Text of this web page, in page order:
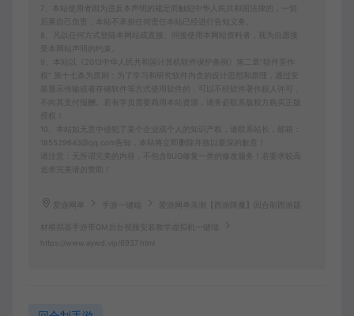
7、本站使用者因为违反本声明的规定而触犯中华人民共和国法律的，一切
后果自己负责，本站不承担任何责任本站已经进行告知义务。
8、凡以任何方式登陆本网站或直接、间接使用本网站资料者，视为自愿接
受本网站声明的约束。
9、本站以《2013中华人民共和国计算机软件保护条例》第二章"软件菩作
权” 第十七条为原则：为了学习和研究软件内含的设计思想和原理，通过安
装显示传输或者存储软件等方式使用软件的，可以不经软件著作权人许可，
不向其支付报酬。若有学员需要商用本站资源，请务必联系版权方购买正版
10、本站如无意中侵犯了某个企业或个人的知识产权，请联系站长，邮箱：
185529643@qq.com告知，本站将立即删除并致以最深的歉意！
请注意：无所谓完美的内容，不包含BUG修复一类的修改服务！若要求较高
追求完美请勿赞助！
爱游网单 手游一键端 爱游网单亲测【西游降魔】回合制西游题
材模拟器手游带GM后台视频安装教学虚拟机一键端
https://www.aywd.vip/6937.html